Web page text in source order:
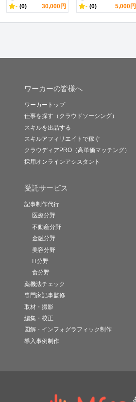
- (0) 30,000円 - (0) 5,000円
ワーカーの皆様へ
ワーカートップ
仕事を探す（クラウドソーシング）
スキルを出品する
スキルアフィリエイトで稼ぐ
クラウディアPRO（高単価マッチング）
採用オンラインアシスタント
受託サービス
記事制作代行
医療分野
不動産分野
金融分野
美容分野
IT分野
食分野
薬機法チェック
専門家記事監修
取材・撮影
編集・校正
図解・インフォグラフィック制作
導入事例制作